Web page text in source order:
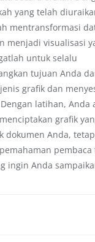
yang telah
mentransformasi
menjadi visualisasi
untuk selalu
tujuan Anda
grafik dan
latihan, Anda
grafik
dokumen Anda,
ingin Anda